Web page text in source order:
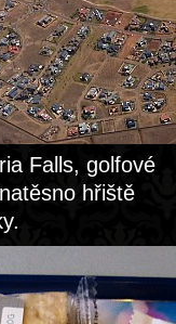
Falls, golfové
hřiště